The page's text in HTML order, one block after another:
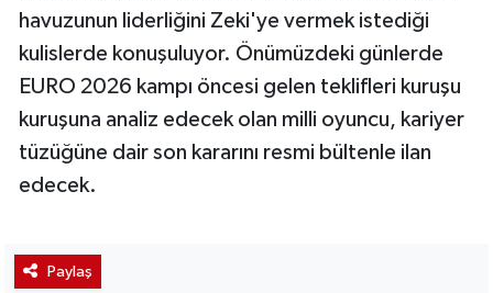
havuzunun liderliğini Zeki'ye vermek istediği
kulislerde konuşuluyor. Önümüzdeki günlerde
EURO 2026 kampı öncesi gelen teklifleri kuruşu
kuruşuna analiz edecek olan milli oyuncu, kariyer
tüzüğüne dair son kararını resmi bültenle ilan
edecek.
Paylaş